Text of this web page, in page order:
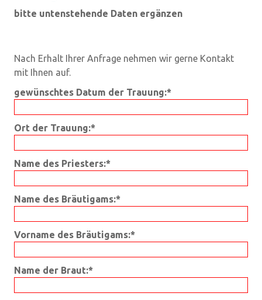
bitte untenstehende Daten ergänzen
Nach Erhalt Ihrer Anfrage nehmen wir gerne Kontakt
mit Ihnen auf.
gewünschtes Datum der Trauung:*
Ort der Trauung:*
Name des Priesters:*
Name des Bräutigams:*
Vorname des Bräutigams:*
Name der Braut:*